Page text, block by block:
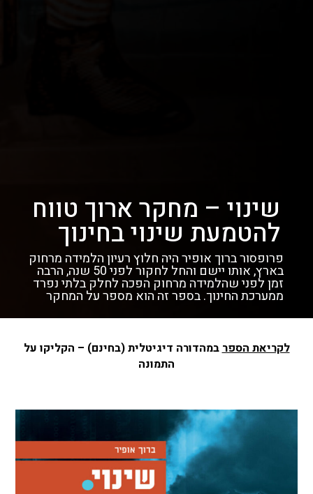
שינוי – מחקר ארוך טווח
להטמעת שינוי בחינוך
פרופסור ברוך אופיר היה חלוץ רעיון הלמידה מרחוק
בארץ, אותו יישם והחל לחקור לפני 50 שנה, הרבה
זמן לפני שהלמידה מרחוק הפכה לחלק בלתי נפרד
ממערכת החינוך. בספר זה הוא מספר על המחקר
ותובנותיו ומאפשר התחקות אחר ההיסטוריה של
התחום בארץ.
לקריאת הספר במהדורה דיגיטלית (בחינם) – הקליקו על
התמונה